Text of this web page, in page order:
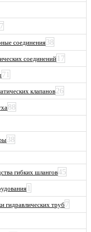
соединения38
соединений17
71
клапанов26
88
38
гибких шлангов45
1
гидравлических труб7